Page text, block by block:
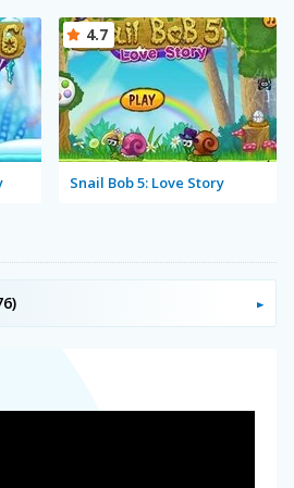
Snail Bob 5: Love Story
4.7